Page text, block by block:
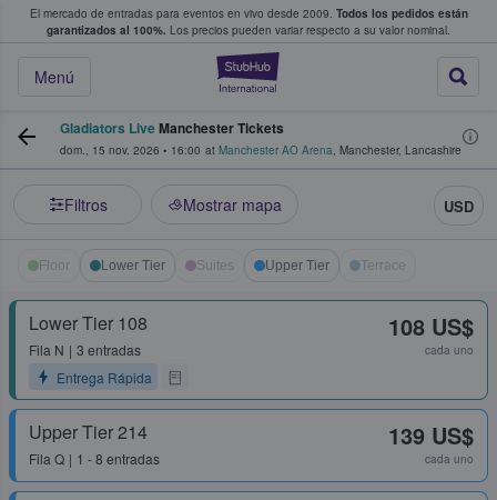
El mercado de entradas para eventos en vivo desde 2009. Todos los pedidos están
garantizados al 100%. Los precios pueden variar respecto a su valor nominal.
StubHub:
Menú
y venta de entradas entre fans
Gladiators LiveManchester Tickets
dom., 15 nov. 2026 • 16:00 at Manchester AO Arena, Manchester, Lancashire
Filtros Mostrar mapa USD
Floor Lower Tier Suites Upper Tier Terrace
Lower Tier 108
Fila N
3 entradas
Entrega Rápida
108 US$
cada uno
Upper Tier 214
Fila Q 1 - 8 entradas
139 US$
cada uno